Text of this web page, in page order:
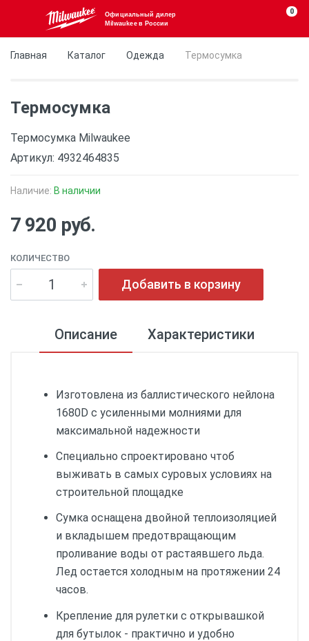
Официальный дилер
Milwaukee в России
0
Главная Каталог Одежда Термосумка
Термосумка
Термосумка Milwaukee
Артикул: 4932464835
Наличие: В наличии
7 920 руб.
КОЛИЧЕСТВО
Добавить в корзину
Описание Характеристики
Изготовлена из баллистического нейлона
1680D с усиленными молниями для
максимальной надежности
Специально спроектировано чтоб
выживать в самых суровых условиях на
строительной площадке
Сумка оснащена двойной теплоизоляцией
и вкладышем предотвращающим
проливание воды от растаявшего льда.
Лед остается холодным на протяжении 24
часов.
Крепление для рулетки с открывашкой
для бутылок - практично и удобно